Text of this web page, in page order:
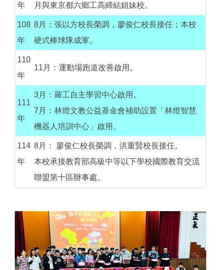
年
月與東京都六鄉工高締結姐妹校。
108
年
8月：張以方校長榮調，廖俊仁校長接任；本校
硬式棒球隊成軍。
110
年
11月：運動場跑道改善啟用。
111
年
3月：羅工自主學習中心啟用。
7月：林燈文教公益基金會補助設置「林燈智慧
機器人培訓中心」啟用。
114
年
8月： 廖俊仁校長榮調，洪重賢校長接任。
本校承接教育部高級中等以下學校國際教育交流
聯盟第十區辦事處。